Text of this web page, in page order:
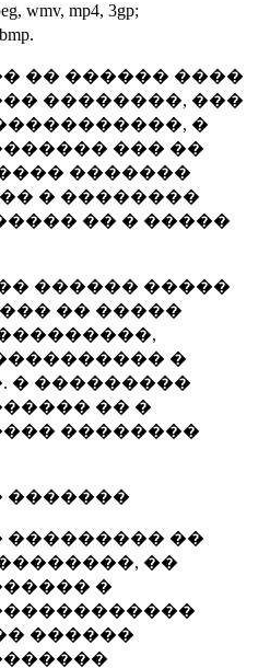
wmv, mp4, 3gp;
�� ������ ����
��������, ���
�
��� ��
�������
� ��������
�� � �����
������ �����
�� �����
�
� ���������
�� �
��������
�������
��������� ��
��
�
������